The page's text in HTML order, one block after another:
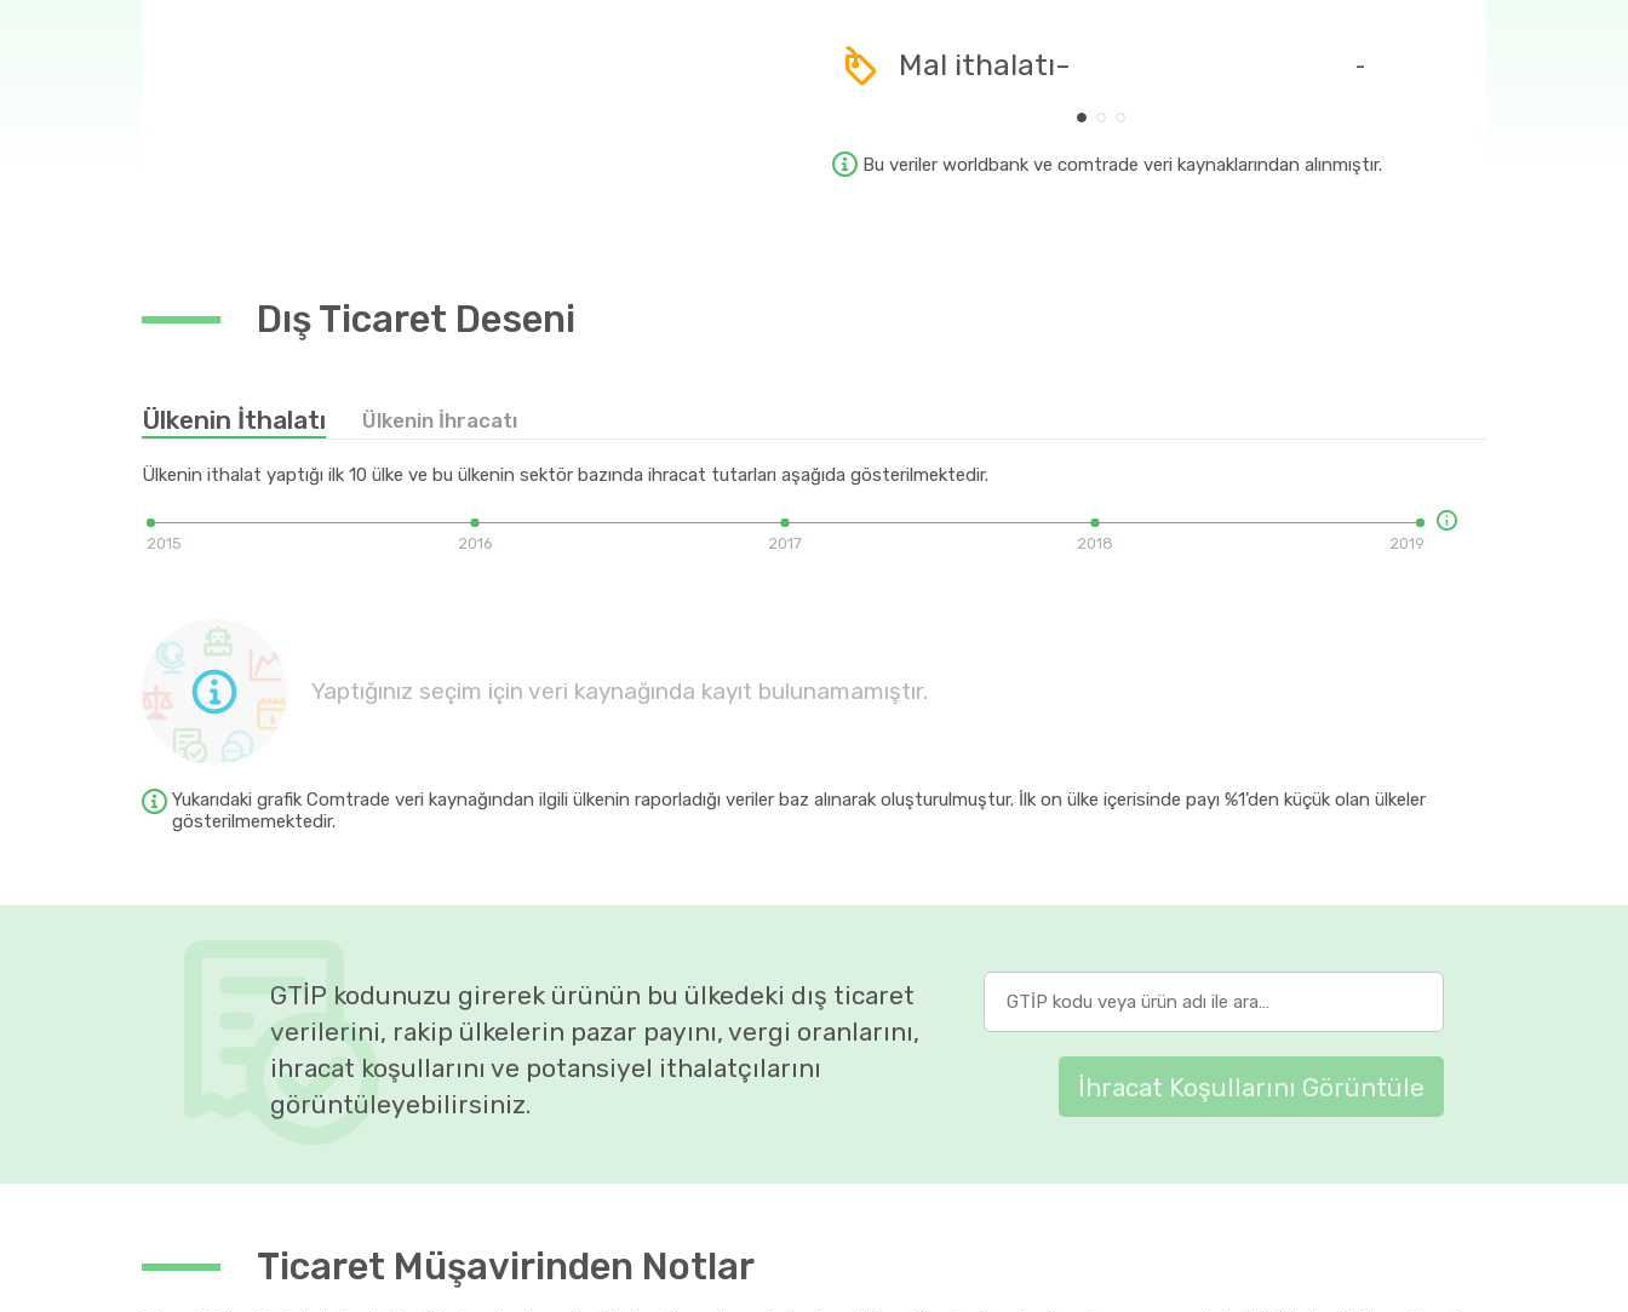
Mal ithalatı- -
Bu veriler worldbank ve comtrade veri kaynaklarından alınmıştır.
Dış Ticaret Deseni
Ülkenin İthalatı Ülkenin İhracatı
Ülkenin ithalat yaptığı ilk 10 ülke ve bu ülkenin sektör bazında ihracat tutarları aşağıda gösterilmektedir.
2015 2016 2017 2018 2019
Yaptığınız seçim için veri kaynağında kayıt bulunamamıştır.
Yukarıdaki grafik Comtrade veri kaynağından ilgili ülkenin raporladığı veriler baz alınarak oluşturulmuştur. İlk on ülke içerisinde payı %1'den küçük olan ülkeler
gösterilmemektedir.
GTİP kodunuzu girerek ürünün bu ülkedeki dış ticaret
verilerini, rakip ülkelerin pazar payını, vergi oranlarını,
ihracat koşullarını ve potansiyel ithalatçılarını
görüntüleyebilirsiniz.
İhracat Koşullarını Görüntüle
Ticaret Müşavirinden Notlar